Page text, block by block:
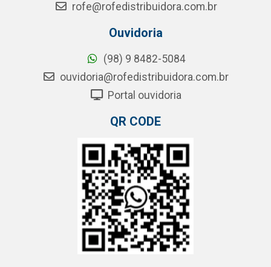
rofe@rofedistribuidora.com.br
Ouvidoria
(98) 9 8482-5084
ouvidoria@rofedistribuidora.com.br
Portal ouvidoria
QR CODE